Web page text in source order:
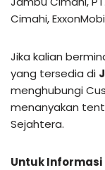
Cimahi,
Jika kalian
yang tersedia di
menghubungi
menanyakan
Sejahtera.
Untuk Informasi